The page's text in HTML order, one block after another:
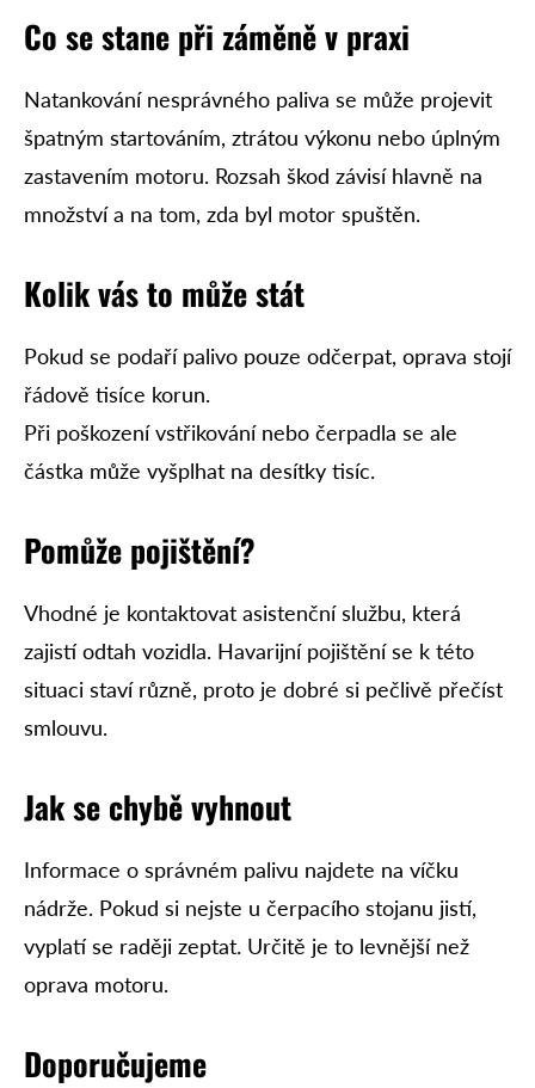
Co se stane při záměně v praxi
Natankování nesprávného paliva se může projevit
špatným startováním, ztrátou výkonu nebo úplným
zastavením motoru. Rozsah škod závisí hlavně na
množství a na tom, zda byl motor spuštěn.
Kolik vás to může stát
Pokud se podaří palivo pouze odčerpat, oprava stojí
řádově tisíce korun.
Při poškození vstřikování nebo čerpadla se ale
částka může vyšplhat na desítky tisíc.
Pomůže pojištění?
Vhodné je kontaktovat asistenční službu, která
zajistí odtah vozidla. Havarijní pojištění se k této
situaci staví různě, proto je dobré si pečlivě přečíst
smlouvu.
Jak se chybě vyhnout
Informace o správném palivu najdete na víčku
nádrže. Pokud si nejste u čerpacího stojanu jistí,
vyplatí se raději zeptat. Určitě je to levnější než
oprava motoru.
Doporučujeme